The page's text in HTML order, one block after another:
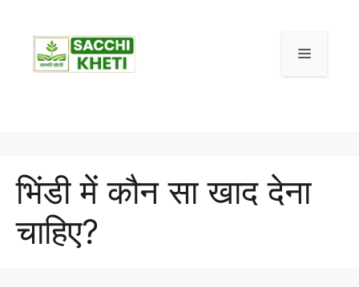
भिंडी में कौन सा खाद देना
चाहिए?